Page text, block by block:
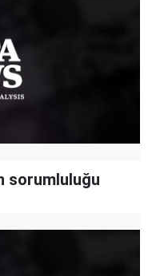
sorumluluğu